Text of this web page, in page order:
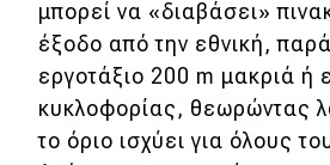
μπορεί να «διαβάσει»
έξοδο από την εθνική,
εργοτάξιο 200 m μακριά ή
κυκλοφορίας, θεωρώντας
το όριο ισχύει για όλους